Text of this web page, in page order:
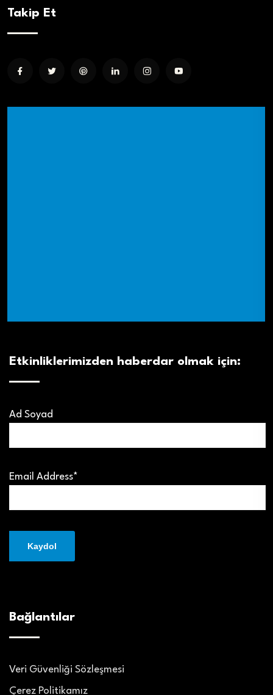
Takip Et
Etkinliklerimizden haberdar olmak için:
Ad Soyad
Email Address*
Bağlantılar
Veri Güvenliği Sözleşmesi
Çerez Politikamız